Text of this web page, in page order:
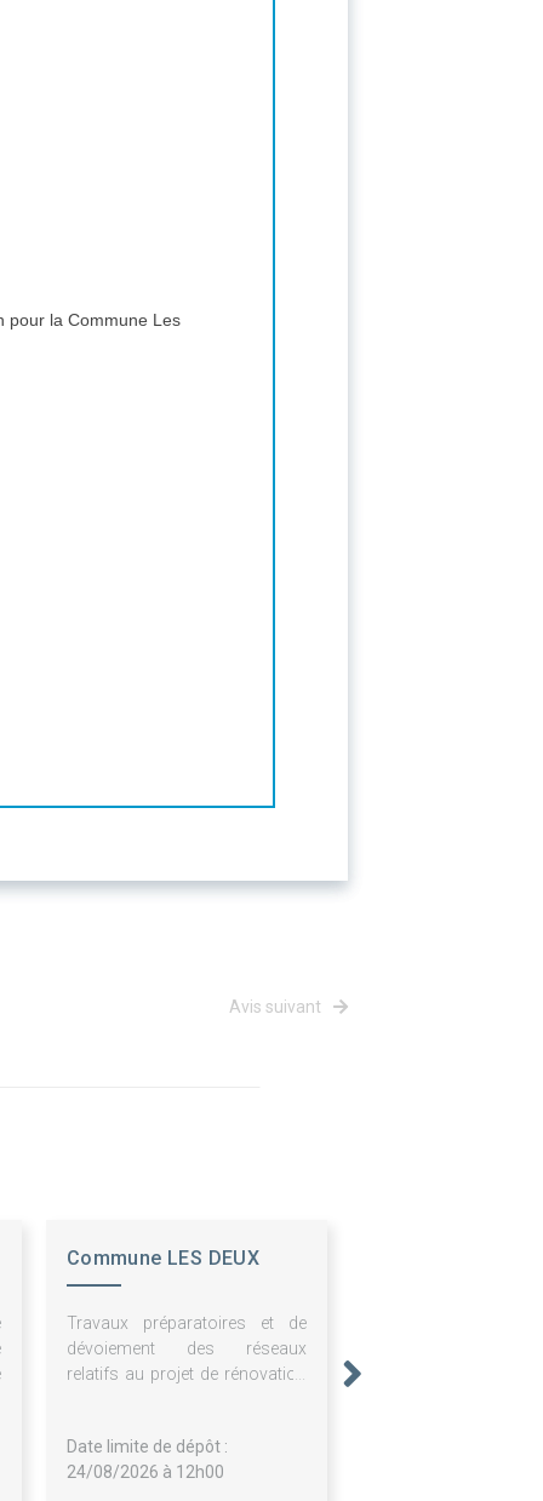
pour la Commune Les
Avis suivant
Commune LES DEUX
Travaux préparatoires et de
dévoiement des réseaux
relatifs au projet de rénovation
procédure adaptée applicable
aux petits lots.
Date limite de dépôt :
24/08/2026 à 12h00